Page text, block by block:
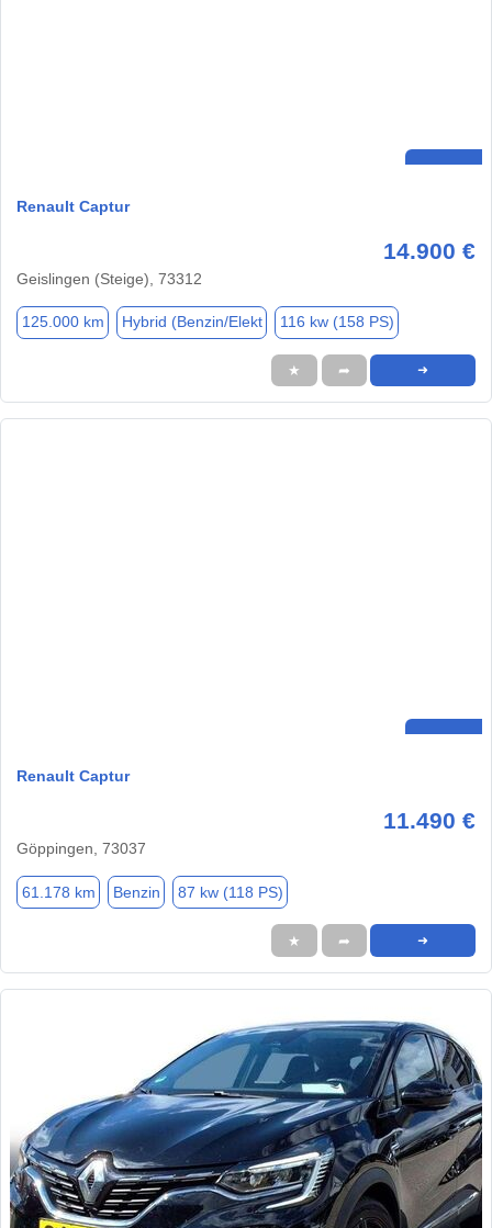
Renault Captur
14.900 €
Geislingen (Steige), 73312
125.000 km Hybrid (Benzin/Elekt 116 kw (158 PS)
★ ➦ ➜
Renault Captur
11.490 €
Göppingen, 73037
61.178 km Benzin 87 kw (118 PS)
★ ➦ ➜